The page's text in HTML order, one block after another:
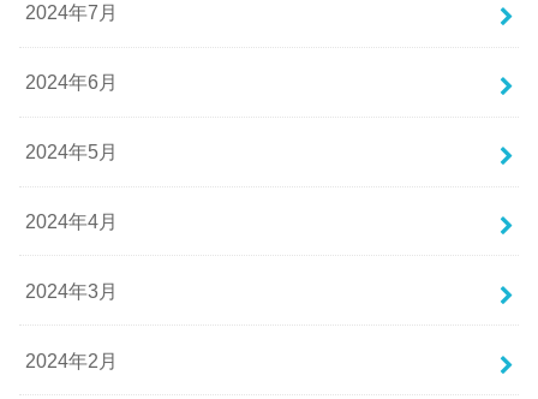
2024年7月
2024年6月
2024年5月
2024年4月
2024年3月
2024年2月